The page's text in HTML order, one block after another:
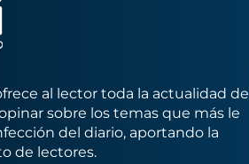
al lector toda la actualidad de
sobre los temas que más le
del diario, aportando la
de lectores.